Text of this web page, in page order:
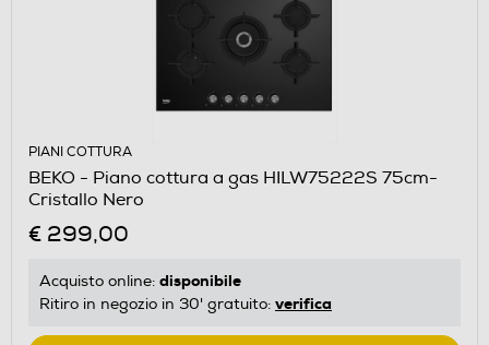
PIANI COTTURA
BEKO - Piano cottura a gas HILW75222S 75cm-
Cristallo Nero
€ 299,00
Acquisto online: disponibile
Ritiro in negozio in 30' gratuito: verifica